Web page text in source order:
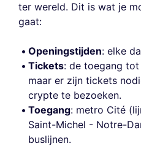
ter wereld. Dit is wat je
gaat:
Openingstijden: elke
Tickets: de toegang
maar er zijn tickets
crypte te bezoeken.
Toegang: metro Cité
Saint-Michel - Notre-
buslijnen.